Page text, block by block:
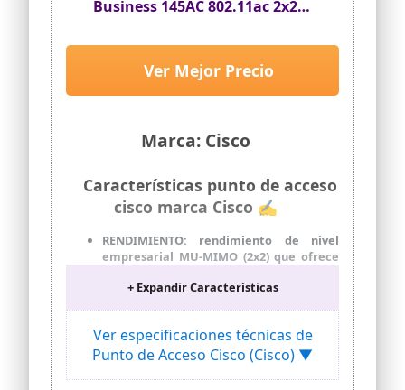
Business 145AC 802.11ac 2x2
Placa para la Pared, protección
Limitada de por Vida (CBW145AC-
E)
Marca: Cisco
Ver Mejor Precio
Características punto de acceso
cisco marca Cisco ✍
RENDIMIENTO: rendimiento de nivel
empresarial MU-MIMO (2x2) que ofrece
fiable para pequeñas empresas
IMPLEMENTACIÓN: implementación
flexible con montaje en pared o en techo
(se incluyen los soportes). También
funciona con el inyector Power over
Ethernet de Cisco Business (CB-PWRINJ)
+ Expandir Características
Ver especificaciones técnicas de
Punto de Acceso Cisco (Cisco) ▼